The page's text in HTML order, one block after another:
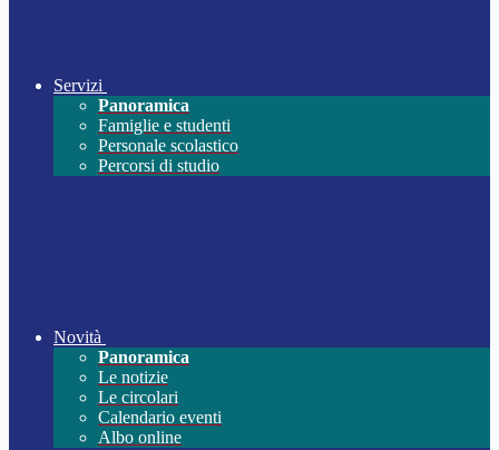
Servizi
Panoramica
Famiglie e studenti
Personale scolastico
Percorsi di studio
Novità
Panoramica
Le notizie
Le circolari
Calendario eventi
Albo online